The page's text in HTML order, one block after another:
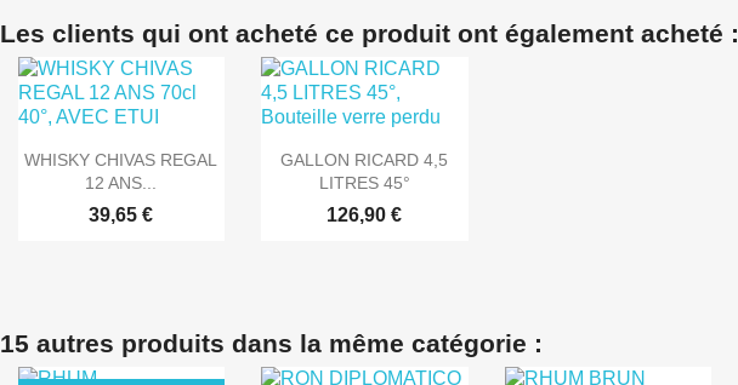
Les clients qui ont acheté ce produit ont également acheté :
 Aperçu rapide
WHISKY CHIVAS REGAL
12 ANS...
39,65 €
 Aperçu rapide
GALLON RICARD 4,5
LITRES 45°
126,90 €
15 autres produits dans la même catégorie :